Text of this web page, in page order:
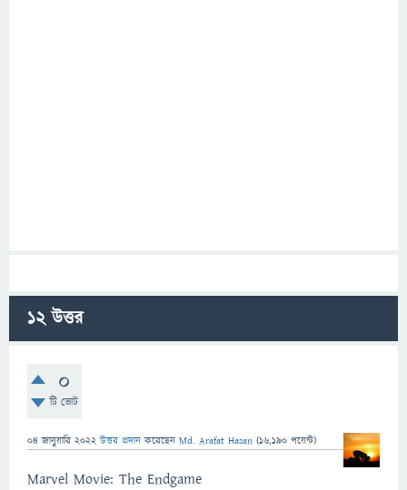
12উত্তর
0
টি ভোট
04 জানুয়ারি 2022 উত্তর প্রদান করেছেন Md. Arafat Hasan (16,190 পয়েন্ট)
Marvel Movie: The Endgame